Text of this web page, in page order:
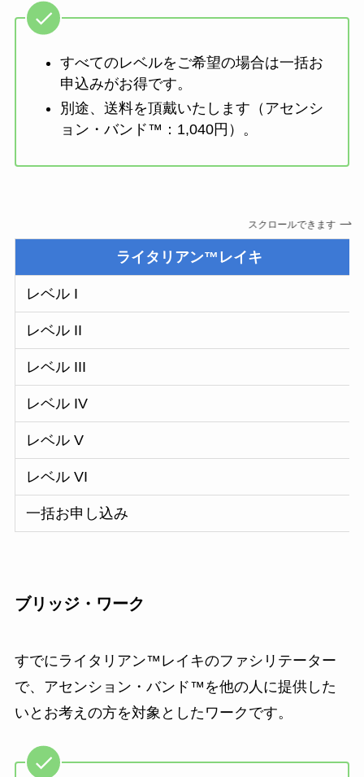
すべてのレベルをご希望の場合は一括お
申込みがお得です。
別途、送料を頂戴いたします（アセンシ
ョン・バンド™️：1,040円）。
スクロールできます
ライタリアン™レイキ
レベル I
レベル II
レベル III
レベル IV
レベル V
レベル VI
一括お申し込み
ブリッジ・ワーク
すでにライタリアン™レイキのファシリテーター
で、アセンション・バンド™を他の人に提供した
いとお考えの方を対象としたワークです。